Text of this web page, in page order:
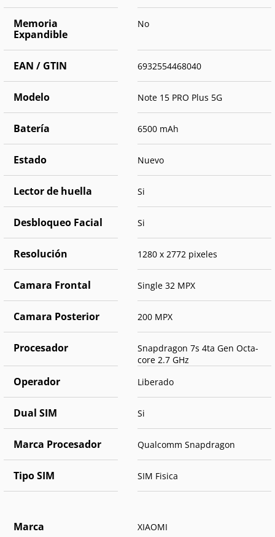
Memoria
Expandible
No
EAN / GTIN 6932554468040
Modelo Note 15 PRO Plus 5G
Batería 6500 mAh
Estado Nuevo
Lector de huella Si
Desbloqueo Facial Si
Resolución 1280 x 2772 pixeles
Camara Frontal Single 32 MPX
Camara Posterior 200 MPX
Procesador
Snapdragon 7s 4ta Gen Octa-
core 2.7 GHz
Operador Liberado
Dual SIM Si
Marca Procesador Qualcomm Snapdragon
Tipo SIM SIM Fisica
Marca XIAOMI